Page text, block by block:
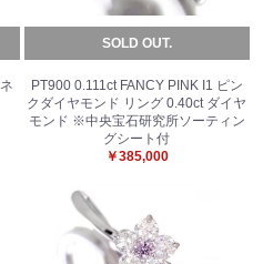
SOLD OUT.
PT900 0.111ct FANCY PINK I1 ピン
クダイヤモンド リング 0.40ct ダイヤ
モンド ※中央宝石研究所ソーティン
グシート付
￥385,000